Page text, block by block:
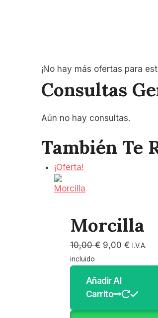
¡No hay más ofertas para
Consultas
Aún no hay consultas.
También Te
¡Oferta!
Morcilla
10,00€ El
era:
10,00 €.
9,00 €El
9,00 €.
I.V.A.
incluido
Añadir Al
Carrito